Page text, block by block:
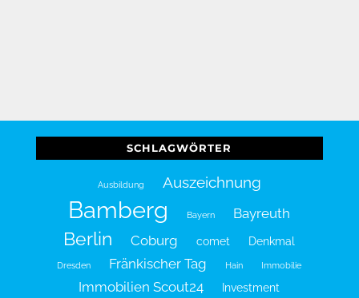
SCHLAGWÖRTER
Ausbildung Auszeichnung
Bamberg Bayern Bayreuth
Berlin Coburg comet Denkmal
Dresden Fränkischer Tag Hain Immobilie
Immobilien Scout24
Investment